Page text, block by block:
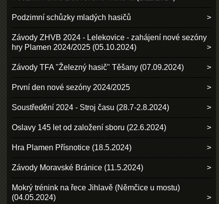
Podzimní schůzky mladých hasičů
Závody ZHVB 2024 - Lelekovice - zahájení nové sezóny
hry Plamen 2024/2025 (05.10.2024)
Závody TFA "Železný hasič" Těšany (07.09.2024)
První den nové sezóny 2024/2025
Soustředění 2024 - Stroj času (28.7-2.8.2024)
Oslavy 145 let od založení sboru (22.6.2024)
Hra Plamen Přísnotice (18.5.2024)
Závody Moravské Bránice (11.5.2024)
Mokrý trénink na řece Jihlavě (Němčice u mostu)
(04.05.2024)